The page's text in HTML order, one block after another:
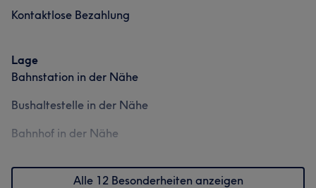
Kontaktlose Bezahlung
Lage
Bahnstation in der Nähe
Bushaltestelle in der Nähe
Bahnhof in der Nähe
Alle 12 Besonderheiten anzeigen